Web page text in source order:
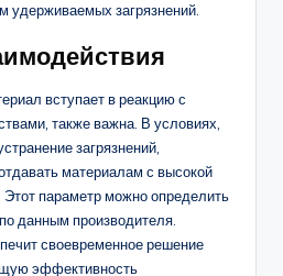
удерживаемых загрязнений.
вступает в реакцию с
также важна. В условиях,
загрязнений,
материалам с высокой
параметр можно определить
данным производителя.
своевременное решение
эффективность